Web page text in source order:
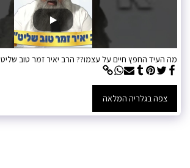
מה העיד החפץ חיים על עצמו?? הרב יאיר זמר טוב
צפה בגלריה המלאה